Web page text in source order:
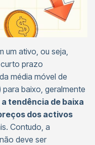
um ativo, ou seja,
prazo
média móvel de
baixo, geralmente
a tendência de baixa
dos activos
Contudo, a
deve ser